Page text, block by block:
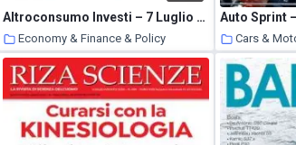
Altroconsumo Investi – 7 Luglio 2026
Economy & Finance & Policy
10 July 2026
Auto Sprint
Cars &